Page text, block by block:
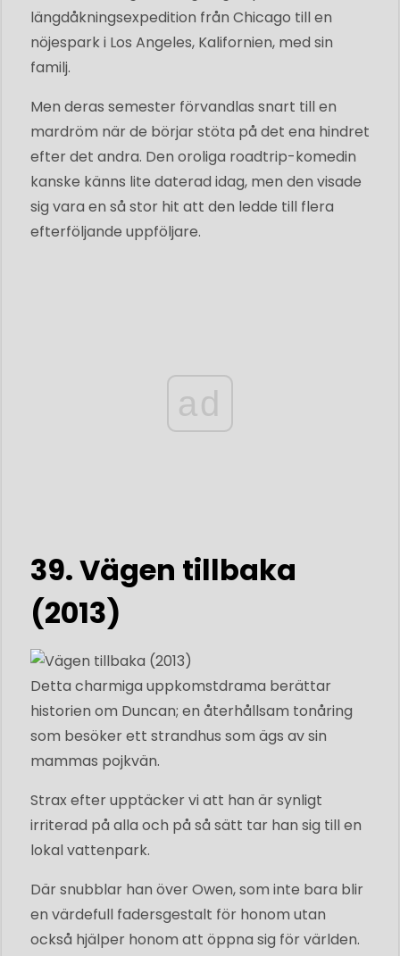
längdåkningsexpedition från Chicago till en
nöjespark i Los Angeles, Kalifornien, med sin
familj.
Men deras semester förvandlas snart till en
mardröm när de börjar stöta på det ena hindret
efter det andra. Den oroliga roadtrip-komedin
kanske känns lite daterad idag, men den visade
sig vara en så stor hit att den ledde till flera
efterföljande uppföljare.
ad
39. Vägen tillbaka
(2013)
Detta charmiga uppkomstdrama berättar
historien om Duncan; en återhållsam tonåring
som besöker ett strandhus som ägs av sin
mammas pojkvän.
Strax efter upptäcker vi att han är synligt
irriterad på alla och på så sätt tar han sig till en
lokal vattenpark.
Där snubblar han över Owen, som inte bara blir
en värdefull fadersgestalt för honom utan
också hjälper honom att öppna sig för världen.